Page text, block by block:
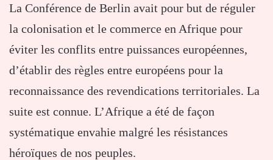
La Conférence de Berlin avait pour but de réguler
la colonisation et le commerce en Afrique pour
éviter les conflits entre puissances européennes,
d’établir des règles entre européens pour la
reconnaissance des revendications territoriales. La
suite est connue. L’Afrique a été de façon
systématique envahie malgré les résistances
héroïques de nos peuples.